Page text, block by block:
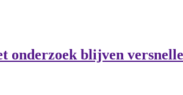
onderzoek blijven